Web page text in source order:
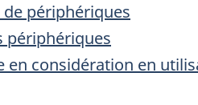
de périphériques
périphériques
en considération en